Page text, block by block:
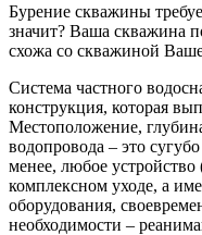
Бурение скважины
значит? Ваша скважина
схожа со скважиной
Система частного
конструкция, которая
Местоположение,
водопровода – это
менее, любое устройство
комплексном уходе, а
оборудования,
необходимости –